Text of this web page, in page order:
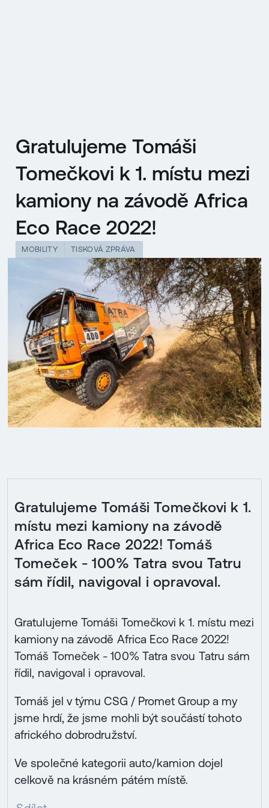
Gratulujeme Tomáši
Tomečkovi k 1. místu mezi
kamiony na závodě Africa
Eco Race 2022!
MOBILITY TISKOVÁ ZPRÁVA
Gratulujeme Tomáši Tomečkovi k 1.
místu mezi kamiony na závodě
Africa Eco Race 2022! Tomáš
Tomeček - 100% Tatra svou Tatru
sám řídil, navigoval i opravoval.
Gratulujeme Tomáši Tomečkovi k 1. místu mezi
kamiony na závodě Africa Eco Race 2022!
Tomáš Tomeček - 100% Tatra svou Tatru sám
řídil, navigoval i opravoval.
Tomáš jel v týmu CSG / Promet Group a my
jsme hrdí, že jsme mohli být součástí tohoto
afrického dobrodružství.
Ve společné kategorii auto/kamion dojel
celkově na krásném pátém místě.